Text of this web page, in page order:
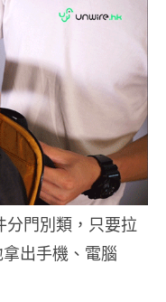
門別類，只要拉
出手機、電腦